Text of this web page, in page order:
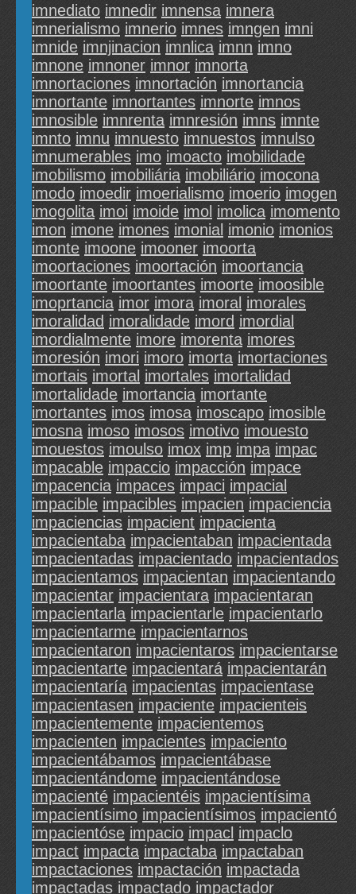
imnediato imnedir imnensa imnera
imnerialismo imnerio imnes imngen imni
imnide imnjinacion imnlica imnn imno
imnone imnoner imnor imnorta
imnortaciones imnortación imnortancia
imnortante imnortantes imnorte imnos
imnosible imnrenta imnresión imns imnte
imnto imnu imnuesto imnuestos imnulso
imnumerables imo imoacto imobilidade
imobilismo imobiliária imobiliário imocona
imodo imoedir imoerialismo imoerio imogen
imogolita imoi imoide imol imolica imomento
imon imone imones imonial imonio imonios
imonte imoone imooner imoorta
imoortaciones imoortación imoortancia
imoortante imoortantes imoorte imoosible
imoprtancia imor imora imoral imorales
imoralidad imoralidade imord imordial
imordialmente imore imorenta imores
imoresión imori imoro imorta imortaciones
imortais imortal imortales imortalidad
imortalidade imortancia imortante
imortantes imos imosa imoscapo imosible
imosna imoso imosos imotivo imouesto
imouestos imoulso imox imp impa impac
impacable impaccio impacción impace
impacencia impaces impaci impacial
impacible impacibles impacien impaciencia
impaciencias impacient impacienta
impacientaba impacientaban impacientada
impacientadas impacientado impacientados
impacientamos impacientan impacientando
impacientar impacientara impacientaran
impacientarla impacientarle impacientarlo
impacientarme impacientarnos
impacientaron impacientaros impacientarse
impacientarte impacientará impacientarán
impacientaría impacientas impacientase
impacientasen impaciente impacienteis
impacientemente impacientemos
impacienten impacientes impaciento
impacientábamos impacientábase
impacientándome impacientándose
impacienté impacientéis impacientísima
impacientísimo impacientísimos impacientó
impacientóse impacio impacl impaclo
impact impacta impactaba impactaban
impactaciones impactación impactada
impactadas impactado impactador